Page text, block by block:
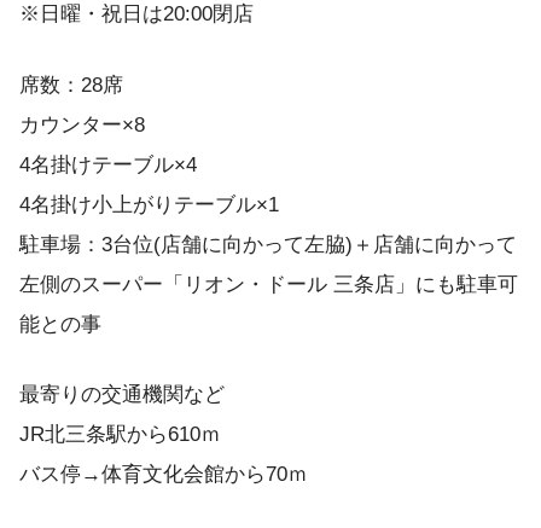
※日曜・祝日は20:00閉店
席数：28席
カウンター×8
4名掛けテーブル×4
4名掛け小上がりテーブル×1
駐車場：3台位(店舗に向かって左脇)＋店舗に向かって
左側のスーパー「リオン・ドール 三条店」にも駐車可
能との事
最寄りの交通機関など
JR北三条駅から610ｍ
バス停→体育文化会館から70ｍ